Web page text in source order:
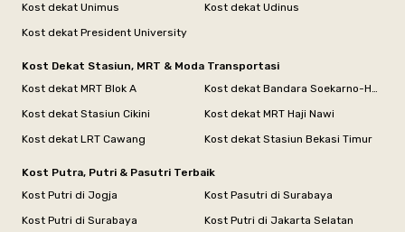
Kost dekat Unimus
Kost dekat Udinus
Kost dekat President University
Kost Dekat Stasiun, MRT & Moda Transportasi
Kost dekat MRT Blok A
Kost dekat Bandara Soekarno-Hatta
Kost dekat Stasiun Cikini
Kost dekat MRT Haji Nawi
Kost dekat LRT Cawang
Kost dekat Stasiun Bekasi Timur
Kost Putra, Putri & Pasutri Terbaik
Kost Putri di Jogja
Kost Pasutri di Surabaya
Kost Putri di Surabaya
Kost Putri di Jakarta Selatan